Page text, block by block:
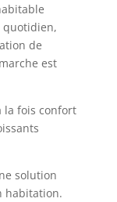
quotidien,
de
est
la fois confort
solution
habitation.